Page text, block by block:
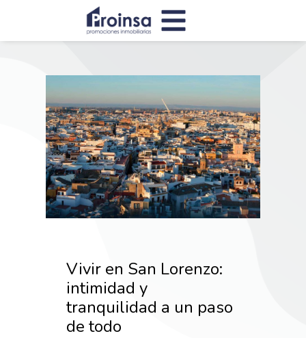
Vivir en San Lorenzo:
intimidad y
tranquilidad a un paso
de todo